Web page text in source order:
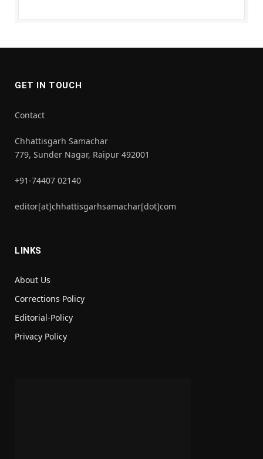
GET IN TOUCH
Contact
Chhattisgarh Samachar
779, Sunder Nagar, Raipur 492001
+91-74407 02140
editor[at]chhattisgarhsamachar[dot]com
LINKS
About Us
Corrections Policy
Editorial-Policy
Privacy Policy